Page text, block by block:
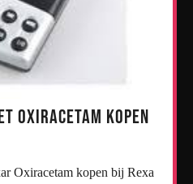
oxiracetam kopen